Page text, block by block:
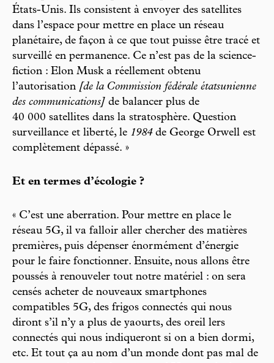
États-Unis. Ils consistent à envoyer des satellites
dans l’espace pour mettre en place un réseau
planétaire, de façon à ce que tout puisse être tracé et
surveillé en permanence. Ce n’est pas de la science-
fiction : Elon Musk a réellement obtenu
l’autorisation [de la Commission fédérale étatsunienne
des communications] de balancer plus de
40 000 satellites dans la stratosphère. Question
surveillance et liberté, le 1984 de George Orwell est
complètement dépassé. »
Et en termes d’écologie ?
« C’est une aberration. Pour mettre en place le
réseau 5G, il va falloir aller chercher des matières
premières, puis dépenser énormément d’énergie
pour le faire fonctionner. Ensuite, nous allons être
poussés à renouveler tout notre matériel : on sera
censés acheter de nouveaux smartphones
compatibles 5G, des frigos connectés qui nous
diront s’il n’y a plus de yaourts, des oreil lers
connectés qui nous indiqueront si on a bien dormi,
etc. Et tout ça au nom d’un monde dont pas mal de